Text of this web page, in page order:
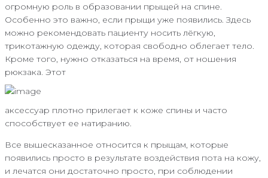
огромную роль в образовании прыщей на спине.
Особенно это важно, если прыщи уже появились. Здесь
можно рекомендовать пациенту носить лёгкую,
трикотажную одежду, которая свободно облегает тело.
Кроме того, нужно отказаться на время, от ношения
рюкзака. Этот
аксессуар плотно прилегает к коже спины и часто
способствует ее натиранию.
Все вышесказанное относится к прыщам, которые
появились просто в результате воздействия пота на кожу,
и лечатся они достаточно просто, при соблюдении